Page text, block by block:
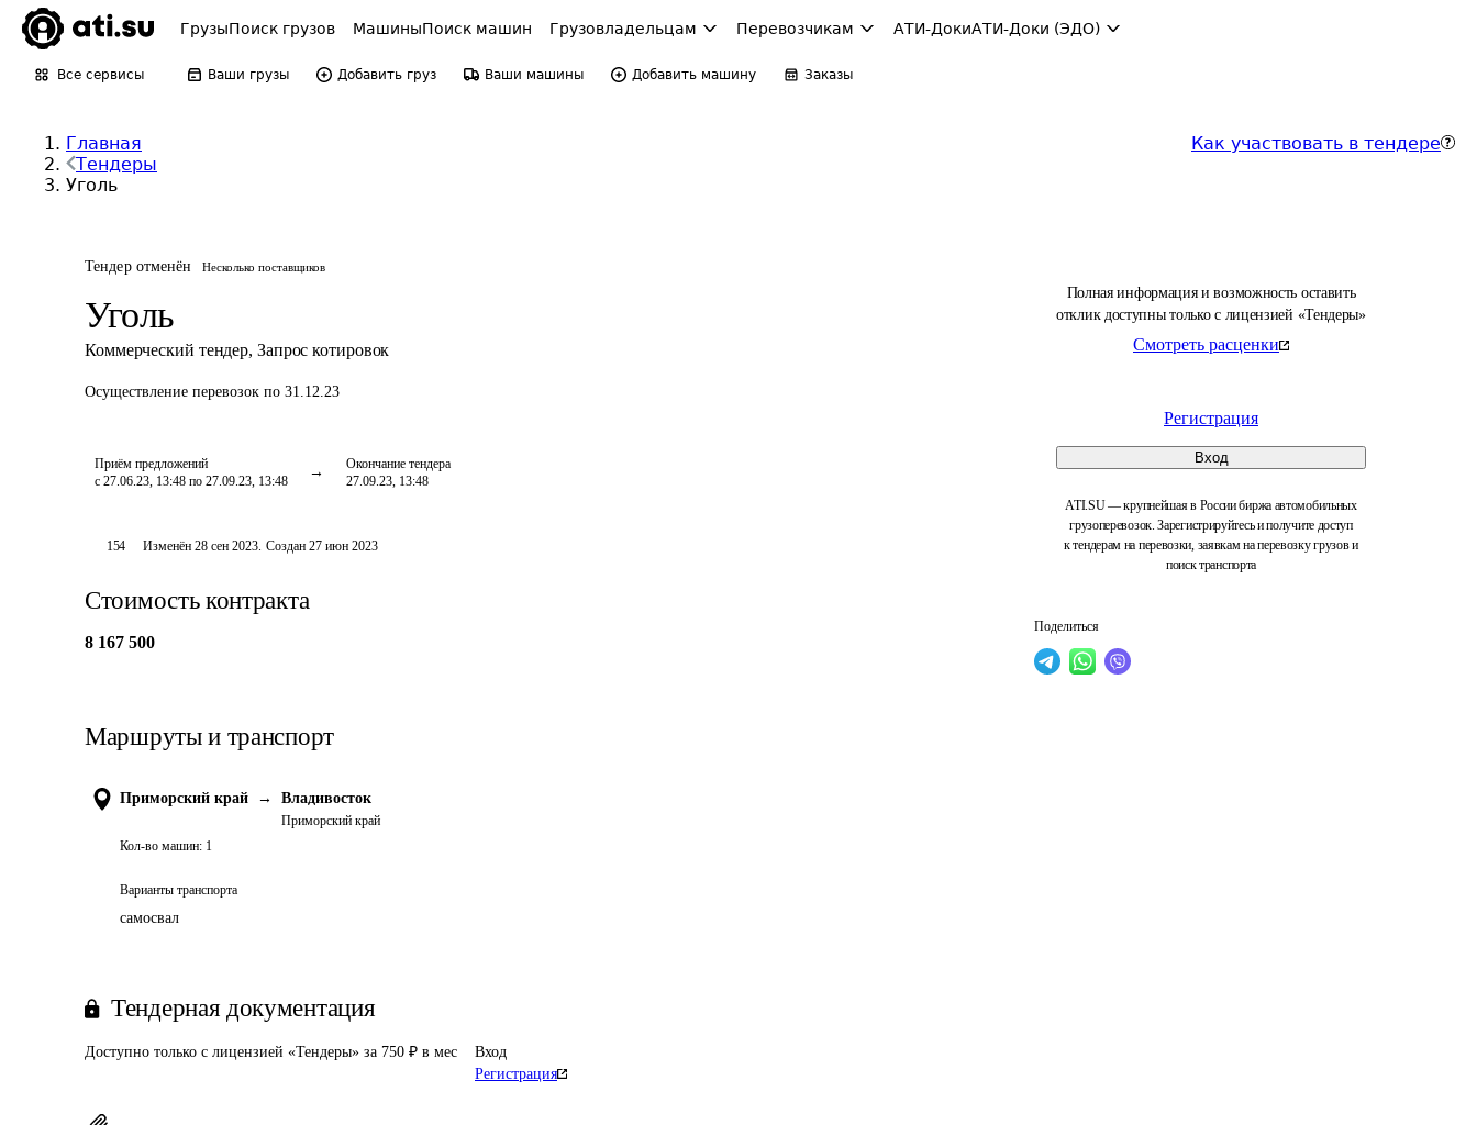
ГрузыПоиск грузов МашиныПоиск машин Грузовладельцам Перевозчикам АТИ-ДокиАТИ-Доки (ЭДО)
Все сервисы Ваши грузы Добавить груз Ваши машины Добавить машину Заказы
Главная
Тендеры
Уголь
Как участвовать в тендере
Тендер отменён Несколько поставщиков
Уголь
Коммерческий тендер, Запрос котировок
Осуществление перевозок по 31.12.23
Приём предложений
с 27.06.23, 13:48 по 27.09.23, 13:48
Окончание тендера
27.09.23, 13:48
Полная информация и возможность оставить
отклик доступны только с лицензией «Тендеры»
Смотреть расценки
Регистрация
Вход
ATI.SU — крупнейшая в России биржа автомобильных
грузоперевозок. Зарегистрируйтесь и получите доступ
к тендерам на перевозки, заявкам на перевозку грузов и
поиск транспорта
Поделиться
154 Изменён28 сен 2023. Создан 27 июн 2023
Стоимость контракта
8 167 500
Маршруты и транспорт
Приморский край → Владивосток
Приморский край
Кол-во машин: 1
Варианты транспорта
самосвал
Тендерная документация
Доступно только с лицензией «Тендеры» за 750 ₽ в мес
Вход
Регистрация